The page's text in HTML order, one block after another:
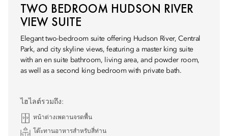
TWO BEDROOM HUDSON RIVER
VIEW SUITE
Elegant two-bedroom suite offering Hudson River, Central
Park, and city skyline views, featuring a master king suite
with an en suite bathroom, living area, and powder room,
as well as a second king bedroom with private bath.
ไฮไลต์รวมถึง:
หน้าต่างเพดานจรดพื้น
โต๊ะทานอาหารสำหรับสี่ท่าน